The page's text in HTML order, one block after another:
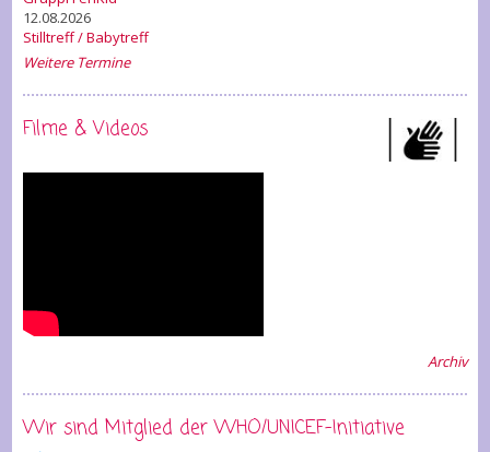
12.08.2026
Stilltreff / Babytreff
Weitere Termine
Filme & Videos
Archiv
Wir sind Mitglied der WHO/UNICEF-Initiative